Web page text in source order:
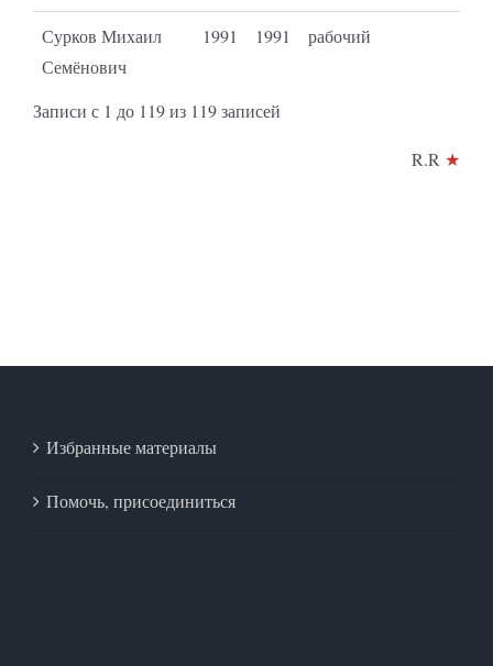
Сурков Михаил
Семёнович
1991 1991 рабочий
Записи с 1 до 119 из 119 записей
R.R ★
Избранные материалы
Помочь, присоединиться